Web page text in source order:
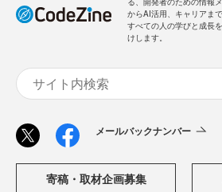
からAI活用、キャリアま
すべての人の学びと成長
けします。
メールバックナンバー
寄稿・取材企画募集